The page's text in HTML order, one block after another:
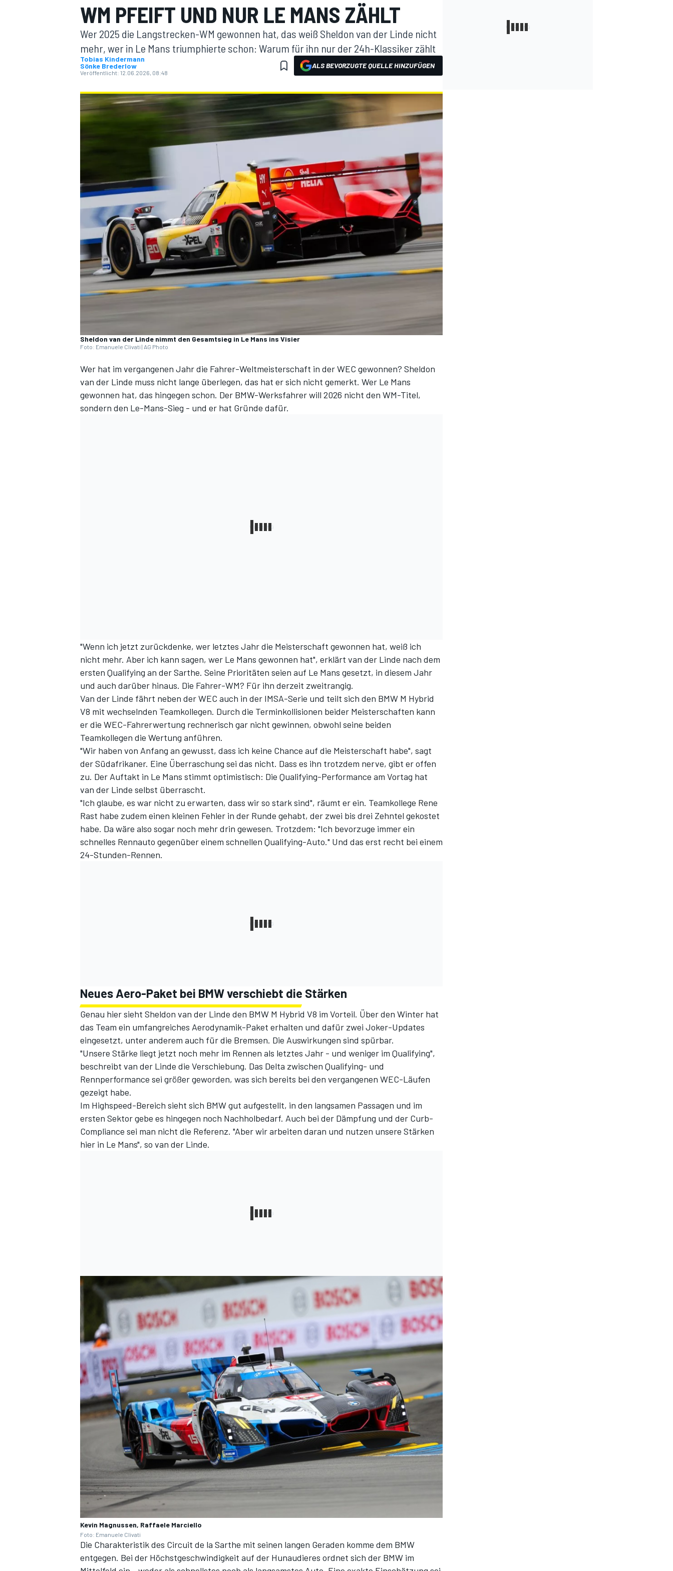
MOTOGP
DTM
SPORTWAGEN
WM PFEIFT UND NUR LE MANS ZÄHLT
Wer 2025 die Langstrecken-WM gewonnen hat, das weiß Sheldon van der Linde nicht
mehr, wer in Le Mans triumphierte schon: Warum für ihn nur der 24h-Klassiker zählt
Tobias Kindermann
Sönke Brederlow
Veröffentlicht: 12.06.2026, 08:48
ALS BEVORZUGTE QUELLE HINZUFÜGEN
Sheldon van der Linde nimmt den Gesamtsieg in Le Mans ins Visier
Foto: Emanuele Clivati | AG Photo
Wer hat im vergangenen Jahr die Fahrer-Weltmeisterschaft in der WEC gewonnen? Sheldon
van der Linde muss nicht lange überlegen, das hat er sich nicht gemerkt. Wer Le Mans
gewonnen hat, das hingegen schon. Der BMW-Werksfahrer will 2026 nicht den WM-Titel,
sondern den Le-Mans-Sieg - und er hat Gründe dafür.
"Wenn ich jetzt zurückdenke, wer letztes Jahr die Meisterschaft gewonnen hat, weiß ich
nicht mehr. Aber ich kann sagen, wer Le Mans gewonnen hat", erklärt van der Linde nach dem
ersten Qualifying an der Sarthe. Seine Prioritäten seien auf Le Mans gesetzt, in diesem Jahr
und auch darüber hinaus. Die Fahrer-WM? Für ihn derzeit zweitrangig.
Van der Linde fährt neben der WEC auch in der IMSA-Serie und teilt sich den BMW M Hybrid
V8 mit wechselnden Teamkollegen. Durch die Terminkollisionen beider Meisterschaften kann
er die WEC-Fahrerwertung rechnerisch gar nicht gewinnen, obwohl seine beiden
Teamkollegen die Wertung anführen.
"Wir haben von Anfang an gewusst, dass ich keine Chance auf die Meisterschaft habe", sagt
der Südafrikaner. Eine Überraschung sei das nicht. Dass es ihn trotzdem nerve, gibt er offen
zu. Der Auftakt in Le Mans stimmt optimistisch: Die Qualifying-Performance am Vortag hat
van der Linde selbst überrascht.
"Ich glaube, es war nicht zu erwarten, dass wir so stark sind", räumt er ein. Teamkollege Rene
Rast habe zudem einen kleinen Fehler in der Runde gehabt, der zwei bis drei Zehntel gekostet
habe. Da wäre also sogar noch mehr drin gewesen. Trotzdem: "Ich bevorzuge immer ein
schnelles Rennauto gegenüber einem schnellen Qualifying-Auto." Und das erst recht bei einem
24-Stunden-Rennen.
Neues Aero-Paket bei BMW verschiebt die Stärken
Genau hier sieht Sheldon van der Linde den BMW M Hybrid V8 im Vorteil. Über den Winter hat
das Team ein umfangreiches Aerodynamik-Paket erhalten und dafür zwei Joker-Updates
eingesetzt, unter anderem auch für die Bremsen. Die Auswirkungen sind spürbar.
"Unsere Stärke liegt jetzt noch mehr im Rennen als letztes Jahr - und weniger im Qualifying",
beschreibt van der Linde die Verschiebung. Das Delta zwischen Qualifying- und
Rennperformance sei größer geworden, was sich bereits bei den vergangenen WEC-Läufen
gezeigt habe.
Im Highspeed-Bereich sieht sich BMW gut aufgestellt, in den langsamen Passagen und im
ersten Sektor gebe es hingegen noch Nachholbedarf. Auch bei der Dämpfung und der Curb-
Compliance sei man nicht die Referenz. "Aber wir arbeiten daran und nutzen unsere Stärken
hier in Le Mans", so van der Linde.
Kevin Magnussen, Raffaele Marciello
Foto: Emanuele Clivati
Die Charakteristik des Circuit de la Sarthe mit seinen langen Geraden komme dem BMW
entgegen. Bei der Höchstgeschwindigkeit auf der Hunaudieres ordnet sich der BMW im